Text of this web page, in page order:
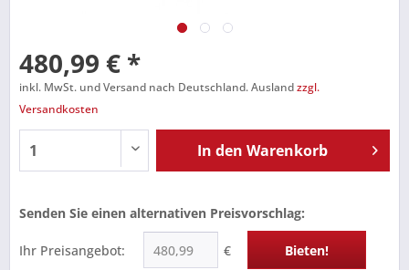
480,99 € *
inkl. MwSt. und Versand nach Deutschland. Auslandzzgl.
Versandkosten
In den Warenkorb
Senden Sie einen alternativen Preisvorschlag:
Ihr Preisangebot: € Bieten!